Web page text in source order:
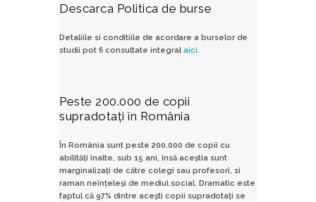
Descarca Politica de burse
Detaliile si conditiile de acordare a burselor de
studii pot fi consultate integralaici.
Peste 200.000 de copii
supradotaţi în România
În România sunt peste 200.000 de copii cu
abilităţi înalte, sub 15 ani, însă aceştia sunt
marginalizaţi de către colegi sau profesori, si
raman neînţeleşi de mediul social. Dramatic este
faptul că 97% dintre aceşti copii supradotaţi se